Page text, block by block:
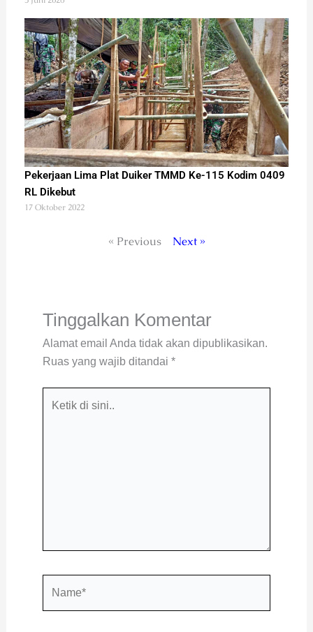
Pekerjaan Lima Plat Duiker TMMD Ke-115 Kodim 0409
RL Dikebut
17 Oktober 2022
« Previous Next »
Tinggalkan Komentar
Alamat email Anda tidak akan dipublikasikan.
Ruas yang wajib ditandai *